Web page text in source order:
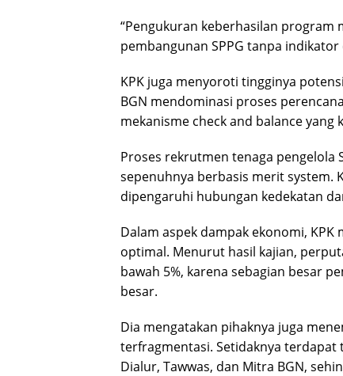
“Pengukuran keberhasilan
pembangunan SPPG tanpa
KPK juga menyoroti tingginya
BGN mendominasi proses
mekanisme check and balance yang
Proses rekrutmen tenaga pengelola
sepenuhnya berbasis merit system.
dipengaruhi hubungan kedekatan
Dalam aspek dampak ekonomi,
optimal. Menurut hasil kajian,
bawah 5%, karena sebagian besar
besar.
Dia mengatakan pihaknya juga
terfragmentasi. Setidaknya
Dialur, Tawwas, dan Mitra BGN,